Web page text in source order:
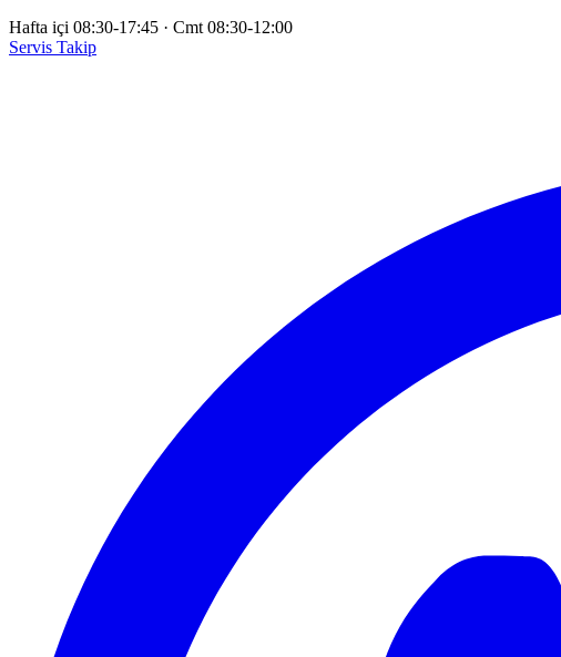
Hafta içi 08:30-17:45 · Cmt 08:30-12:00
Servis Takip